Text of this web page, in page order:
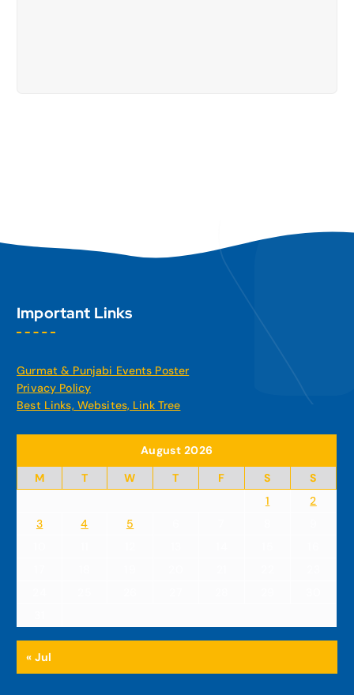
Important Links
Gurmat & Punjabi Events Poster
Privacy Policy
Best Links, Websites, Link Tree
August 2026
M
T W T F S
S
1
2
3
4 5
« Jul